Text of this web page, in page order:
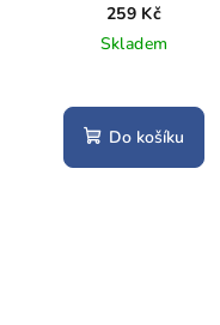
259 Kč
Skladem
Do košíku